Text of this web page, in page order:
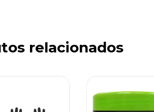
relacionados